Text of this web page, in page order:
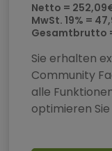
Netto =
MwSt. 19% =
Gesamtbrutto
Sie erhalten
Community
alle
optimieren